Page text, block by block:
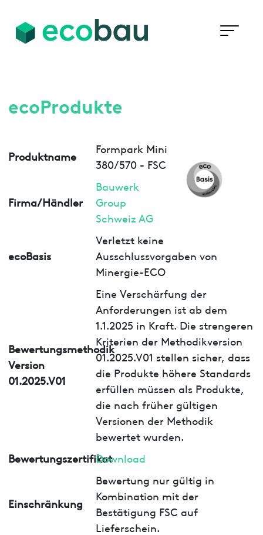
ecoProdukte
Produktname
Formpark Mini
380/570 - FSC
Firma/Händler
Bauwerk
Group
Schweiz AG
ecoBasis
Verletzt keine
Ausschlussvorgaben von
Minergie-ECO
Bewertungsmethodik
Version
01.2025.V01
Eine Verschärfung der
Anforderungen ist ab dem
1.1.2025 in Kraft. Die strengeren
Kriterien der Methodikversion
01.2025.V01 stellen sicher, dass
die Produkte höhere Standards
erfüllen müssen als Produkte,
die nach früher gültigen
Versionen der Methodik
bewertet wurden.
BewertungszertifikatDownload
Einschränkung
Bewertung nur gültig in
Kombination mit der
Bestätigung FSC auf
Lieferschein.